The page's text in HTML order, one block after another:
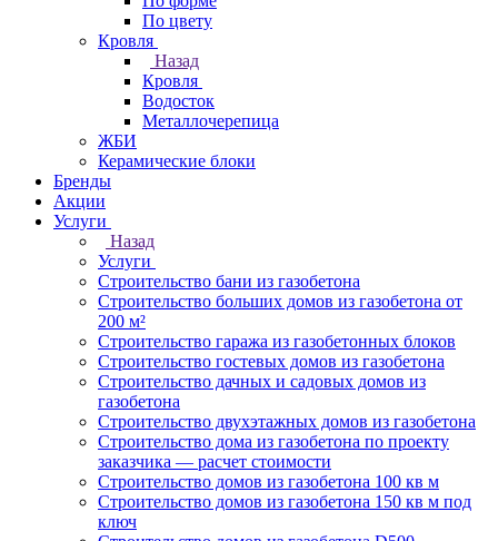
По цвету
Кровля
Назад
Кровля
Водосток
Металлочерепица
ЖБИ
Керамические блоки
Бренды
Акции
Услуги
Назад
Услуги
Строительство бани из газобетона
Строительство больших домов из газобетона от
200 м²
Строительство гаража из газобетонных блоков
Строительство гостевых домов из газобетона
Строительство дачных и садовых домов из
газобетона
Строительство двухэтажных домов из газобетона
Строительство дома из газобетона по проекту
заказчика — расчет стоимости
Строительство домов из газобетона 100 кв м
Строительство домов из газобетона 150 кв м под
ключ